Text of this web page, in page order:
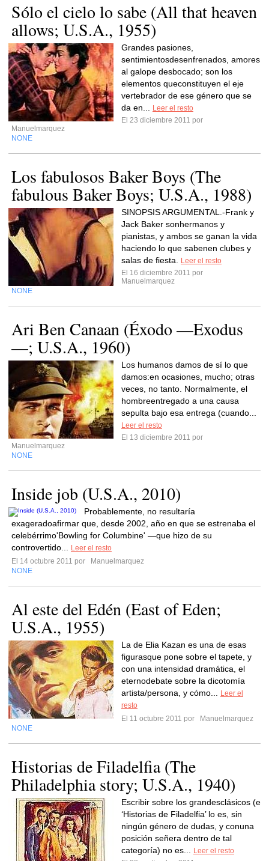
Sólo el cielo lo sabe (All that heaven
allows; U.S.A., 1955)
Grandes pasiones,
sentimientosdesenfrenados, amores
al galope desbocado; son los
elementos queconstituyen el eje
vertebrador de ese género que se
da en...
Leer el resto
El 23 diciembre 2011 por
Manuelmarquez
NONE
Los fabulosos Baker Boys (The
fabulous Baker Boys; U.S.A., 1988)
SINOPSIS ARGUMENTAL.-Frank y
Jack Baker sonhermanos y
pianistas, y ambos se ganan la vida
haciendo lo que sabenen clubes y
salas de fiesta.
Leer el resto
El 16 diciembre 2011 por
Manuelmarquez
NONE
Ari Ben Canaan (Éxodo —Exodus
—; U.S.A., 1960)
Los humanos damos de sí lo que
damos:en ocasiones, mucho; otras
veces, no tanto. Normalmente, el
hombreentregado a una causa
sepulta bajo esa entrega (cuando...
Leer el resto
El 13 diciembre 2011 por
Manuelmarquez
NONE
Inside job (U.S.A., 2010)
Probablemente, no resultaría
exageradoafirmar que, desde 2002, año en que se estrenaba el
celebérrimo'Bowling for Columbine' —que hizo de su
controvertido...
Leer el resto
El 14 octubre 2011 por
Manuelmarquez
NONE
Al este del Edén (East of Eden;
U.S.A., 1955)
La de Elia Kazan es una de esas
figurasque pone sobre el tapete, y
con una intensidad dramática, el
eternodebate sobre la dicotomía
artista/persona, y cómo...
Leer el
resto
El 11 octubre 2011 por
Manuelmarquez
NONE
Historias de Filadelfia (The
Philadelphia story; U.S.A., 1940)
Escribir sobre los grandesclásicos (e
‘Historias de Filadelfia’ lo es, sin
ningún género de dudas, y conuna
posición señera dentro de tal
categoría) no es...
Leer el resto